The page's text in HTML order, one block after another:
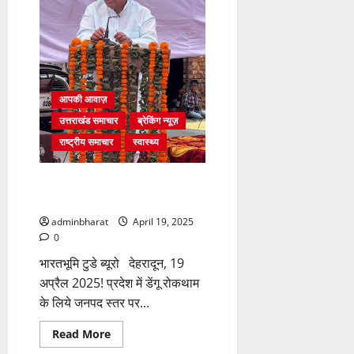
रे
तकनीशियनः
डॉ.
धन
सिंह
रावत
आपकी आवाज़
उत्तराखंड समाचार
ब्रेकिंग न्यूज़
राष्ट्रीय समाचार
स्वास्थ्य
adminbharat
April 19, 2025
0
भारतभूमि टुडे ब्यूरो देहरादून, 19
अप्रैल 2025! प्रदेश में डेंगू रोकथाम
के लिये जनपद स्तर पर...
Read MoreRead
more